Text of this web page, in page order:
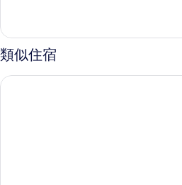
的
相
片
帶
半
露
天
半
露
天
池
類似住宿
京都嵐山溫泉花傳抄日式旅館 (共立